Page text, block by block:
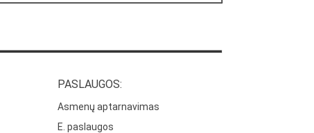
PASLAUGOS:
Asmenų aptarnavimas
E. paslaugos